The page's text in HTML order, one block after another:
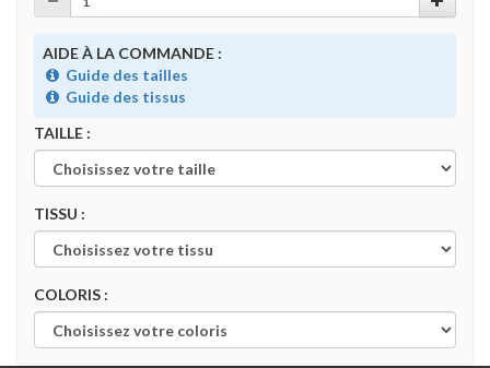
AIDE À LA COMMANDE :
Guide des tailles
Guide des tissus
TAILLE :
TISSU :
COLORIS :